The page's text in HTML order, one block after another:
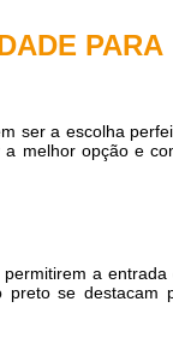
PARA
ser a escolha
a melhor opção e
a entrada
preto se destacam